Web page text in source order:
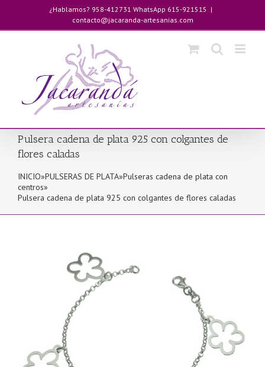
contenido
¿Hablamos? 958-412731 WhatsApp 615-921515 |
contacto@jacaranda-artesanias.com
Pulsera cadena de plata 925 con colgantes de
flores caladas
INICIO»PULSERAS DE PLATA»Pulseras cadena de plata con
centros»
Pulsera cadena de plata 925 con colgantes de flores caladas